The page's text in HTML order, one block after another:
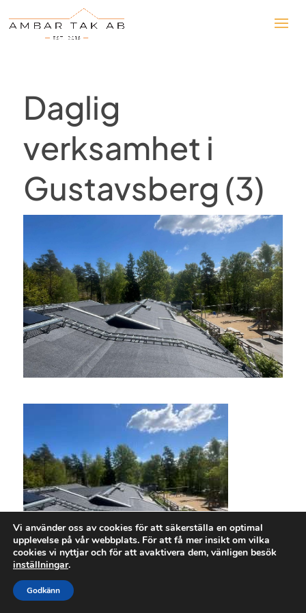
Daglig
verksamhet i
Gustavsberg (3)
Vi använder oss av cookies för att säkerställa en optimal
upplevelse på vår webbplats. För att få mer insikt om vilka
cookies vi nyttjar och för att avaktivera dem, vänligen besök
inställningar.
Godkänn